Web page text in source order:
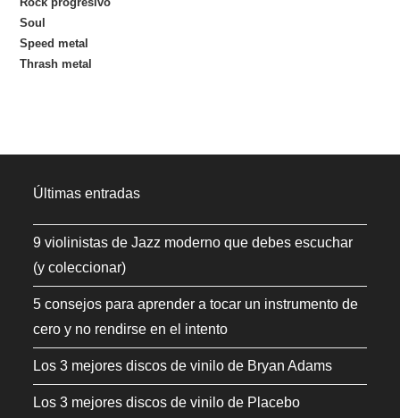
Soul
Speed metal
Thrash metal
Últimas entradas
9 violinistas de Jazz moderno que debes escuchar
(y coleccionar)
5 consejos para aprender a tocar un instrumento de
cero y no rendirse en el intento
Los 3 mejores discos de vinilo de Bryan Adams
Los 3 mejores discos de vinilo de Placebo